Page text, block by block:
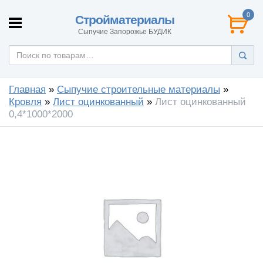
Стройматериалы
Сыпучие Запорожье БУДИК
0
Главная » Сыпучие строительные материалы »
Кровля » Лист оцинкованный » Лист оцинкованный
0,4*1000*2000